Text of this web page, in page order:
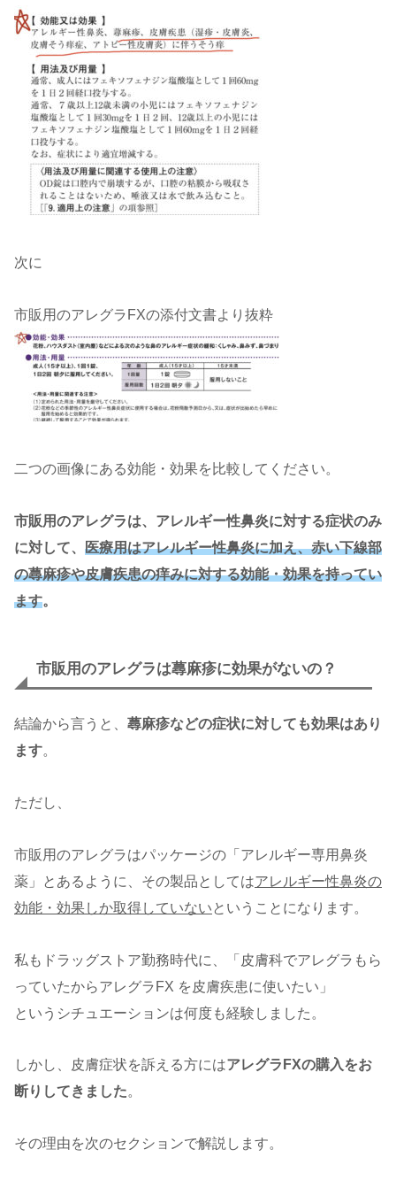
次に
市販用のアレグラFXの添付文書より抜粋
二つの画像にある効能・効果を比較してください。
市販用のアレグラは、アレルギー性鼻炎に対する症状のみ
に対して、 医療用はアレルギー性鼻炎に加え、赤い下線部
の蕁麻疹や皮膚疾患の痒みに対する効能・効果を持ってい
ます。
市販用のアレグラは蕁麻疹に効果がないの？
結論から言うと、 蕁麻疹などの症状に対しても効果はあり
ます。
ただし、
市販用のアレグラはパッケージの「アレルギー専用鼻炎
薬」とあるように、その製品としてはアレルギー性鼻炎の
効能・効果しか取得していない ということになります。
私もドラッグストア勤務時代に、「皮膚科でアレグラもら
っていたからアレグラFX を皮膚疾患に使いたい」
というシチュエーションは何度も経験しました。
しかし、皮膚症状を訴える方にはアレグラFXの購入をお
断りしてきました。
その理由を次のセクションで解説します。